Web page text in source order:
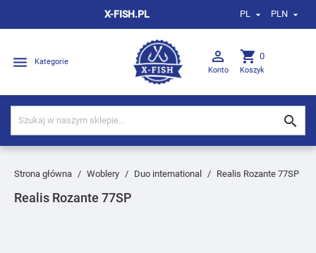
X-FISH.PL PL  PLN 
 Kategorie 
Konto
shopping_cart 0
Koszyk

Strona główna Woblery Duo international Realis Rozante 77SP
Realis Rozante 77SP